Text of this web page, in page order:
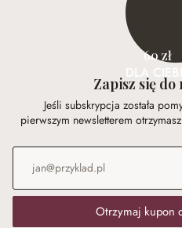
60 zł
DLA CIEBIE
Zapisz się
Jeśli subskrypcja została
pierwszym newsletterem
Adres e-mail*
Otrzymaj kupon